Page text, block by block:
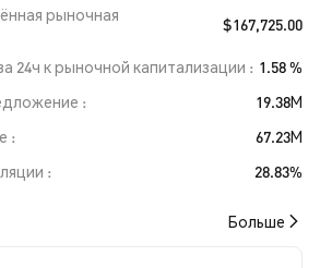
рыночная
$167,725.00
24ч к рыночной капитализации
1.58 %
19.38M
67.23M
28.83%
Больше